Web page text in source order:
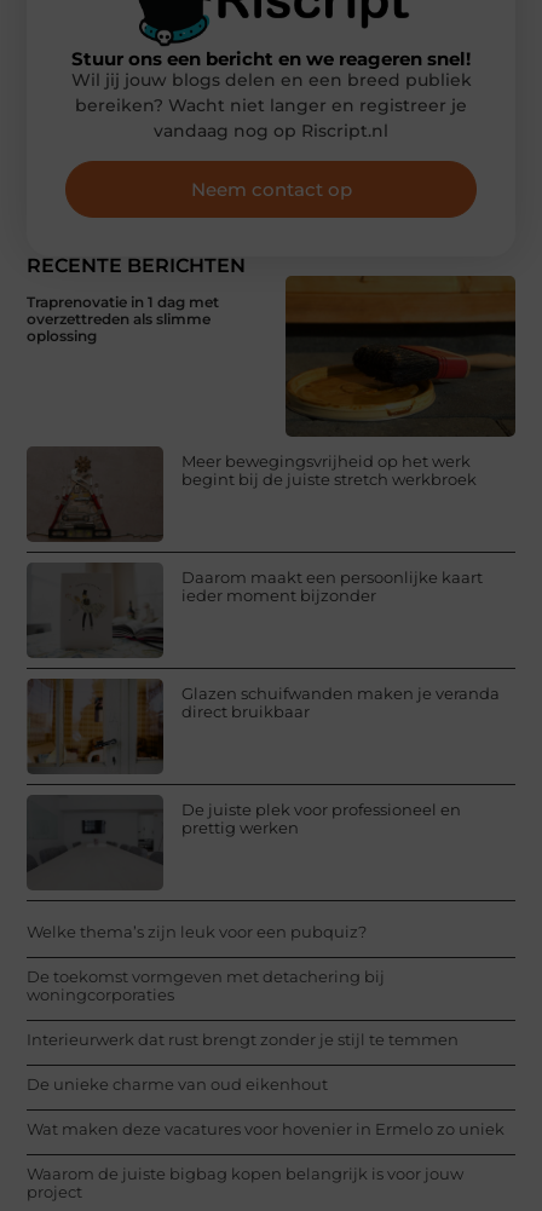
RECENTE BERICHTEN
Traprenovatie in 1 dag met
overzettreden als slimme
oplossing
Meer bewegingsvrijheid op het werk
begint bij de juiste stretch werkbroek
Daarom maakt een persoonlijke kaart
ieder moment bijzonder
Glazen schuifwanden maken je veranda
direct bruikbaar
De juiste plek voor professioneel en
prettig werken
Welke thema’s zijn leuk voor een pubquiz?
De toekomst vormgeven met detachering bij
woningcorporaties
Interieurwerk dat rust brengt zonder je stijl te temmen
De unieke charme van oud eikenhout
Wat maken deze vacatures voor hovenier in Ermelo zo uniek
Waarom de juiste bigbag kopen belangrijk is voor jouw
project
Stuur ons een bericht en we reageren snel!
Wil jij jouw blogs delen en een breed publiek
bereiken? Wacht niet langer en registreer je
vandaag nog op Riscript.nl
Neem contact op